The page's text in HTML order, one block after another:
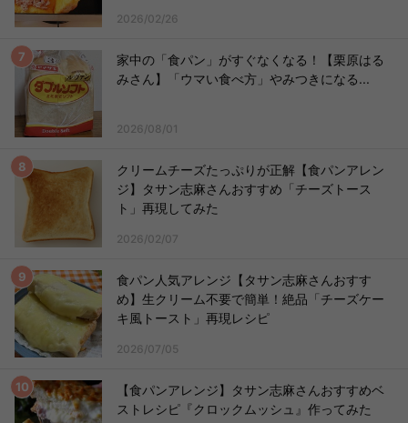
2026/02/26
家中の「食パン」がすぐなくなる！【栗原はる
みさん】「ウマい食べ方」やみつきになる...
2026/08/01
クリームチーズたっぷりが正解【食パンアレン
ジ】タサン志麻さんおすすめ「チーズトース
ト」再現してみた
2026/02/07
食パン人気アレンジ【タサン志麻さんおすす
め】生クリーム不要で簡単！絶品「チーズケー
キ風トースト」再現レシピ
2026/07/05
【食パンアレンジ】タサン志麻さんおすすめベ
ストレシピ『クロックムッシュ』作ってみた